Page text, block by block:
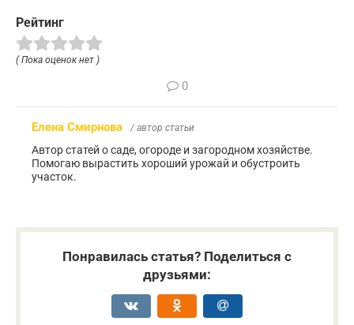
Рейтинг
( Пока оценок нет )
0
Елена Смирнова / автор статьи
Автор статей о саде, огороде и загородном хозяйстве.
Помогаю вырастить хороший урожай и обустроить
участок.
Понравилась статья? Поделиться с
друзьями: